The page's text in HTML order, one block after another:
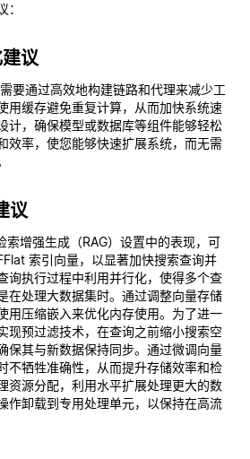
议
要通过高效地构建链路和代理来减少工
用缓存避免重复计算，从而加快系统速
计，确保模型或数据库等组件能够轻松
效率，使您能够快速扩展系统，而无需
议
增强生成（RAG）设置中的表现，可
索引向量，以显著加快搜索查询并
询执行过程中利用并行化，使得多个查
在处理大数据集时。通过调整向量存储
用压缩嵌入来优化内存使用。为了进一
现预过滤技术，在查询之前缩小搜索空
保其与新数据保持同步。通过微调向量
不牺牲准确性，从而提升存储效率和检
资源分配，利用水平扩展处理更大的数
作卸载到专用处理单元，以保持在高流